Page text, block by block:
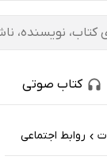
کتاب صوتی
› روابط اجتماعی